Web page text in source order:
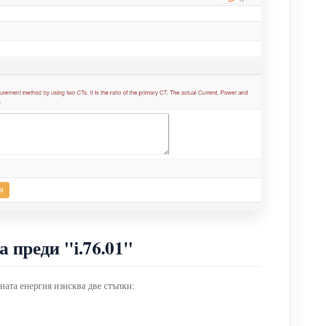
преди "i.76.01"
енергия изисква две стъпки: